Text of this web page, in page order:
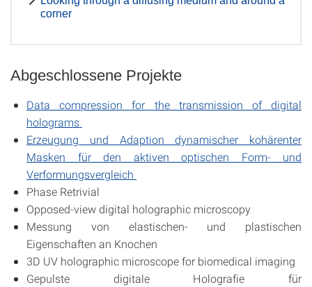
corner
Abgeschlossene Projekte
Data compression for the transmission of digital
holograms
Erzeugung und Adaption dynamischer kohärenter
Masken für den aktiven optischen Form- und
Verformungsvergleich
Phase Retrivial
Opposed-view digital holographic microscopy
Messung von elastischen- und plastischen
Eigenschaften an Knochen
3D UV holographic microscope for biomedical imaging
Gepulste digitale Holografie für